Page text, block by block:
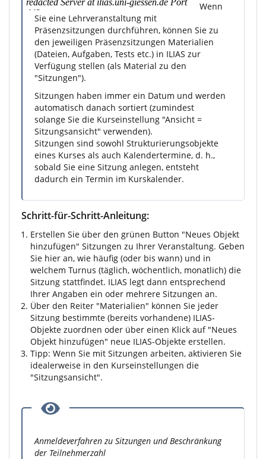
Wenn
Sie eine Lehrveranstaltung mit
Präsenzsitzungen durchführen, können Sie zu
den jeweiligen Präsenzsitzungen Materialien
(Dateien, Aufgaben, Tests etc.) in ILIAS zur
Verfügung stellen (als Material zu den
"Sitzungen").
Sitzungen haben immer ein Datum und werden
automatisch danach sortiert (zumindest
solange Sie die Kurseinstellung "Ansicht =
Sitzungsansicht" verwenden).
Sitzungen sind sowohl Strukturierungsobjekte
eines Kurses als auch Kalendertermine, d. h.,
sobald Sie eine Sitzung anlegen, entsteht
dadurch ein Termin im Kurskalender.
Schritt-für-Schritt-Anleitung:
Erstellen Sie über den grünen Button "Neues Objekt
hinzufügen" Sitzungen zu Ihrer Veranstaltung. Geben
Sie hier an, wie häufig (oder bis wann) und in
welchem Turnus (täglich, wöchentlich, monatlich) die
Sitzung stattfindet. ILIAS legt dann entsprechend
Ihrer Angaben ein oder mehrere Sitzungen an.
Über den Reiter "Materialien" können Sie jeder
Sitzung bestimmte (bereits vorhandene) ILIAS-
Objekte zuordnen oder über einen Klick auf "Neues
Objekt hinzufügen" neue ILIAS-Objekte erstellen.
Tipp: Wenn Sie mit Sitzungen arbeiten, aktivieren Sie
idealerweise in den Kurseinstellungen die
"Sitzungsansicht".
Anmeldeverfahren zu Sitzungen und Beschränkung
der Teilnehmerzahl